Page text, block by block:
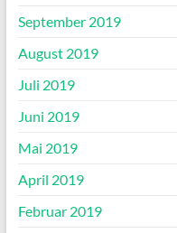
September 2019
August 2019
Juli 2019
Juni 2019
Mai 2019
April 2019
Februar 2019